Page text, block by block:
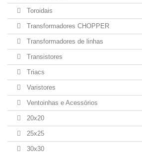
Toroidais
Transformadores CHOPPER
Transformadores de linhas
Transistores
Triacs
Varistores
Ventoinhas e Acessórios
20x20
25x25
30x30